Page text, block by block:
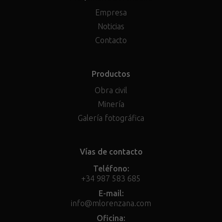
Empresa
Noticias
Contacto
Productos
Obra civil
Minería
Galería fotográfica
Vías de contacto
Teléfono:
+34 987 583 685
E-mail:
info@mlorenzana.com
Oficina: